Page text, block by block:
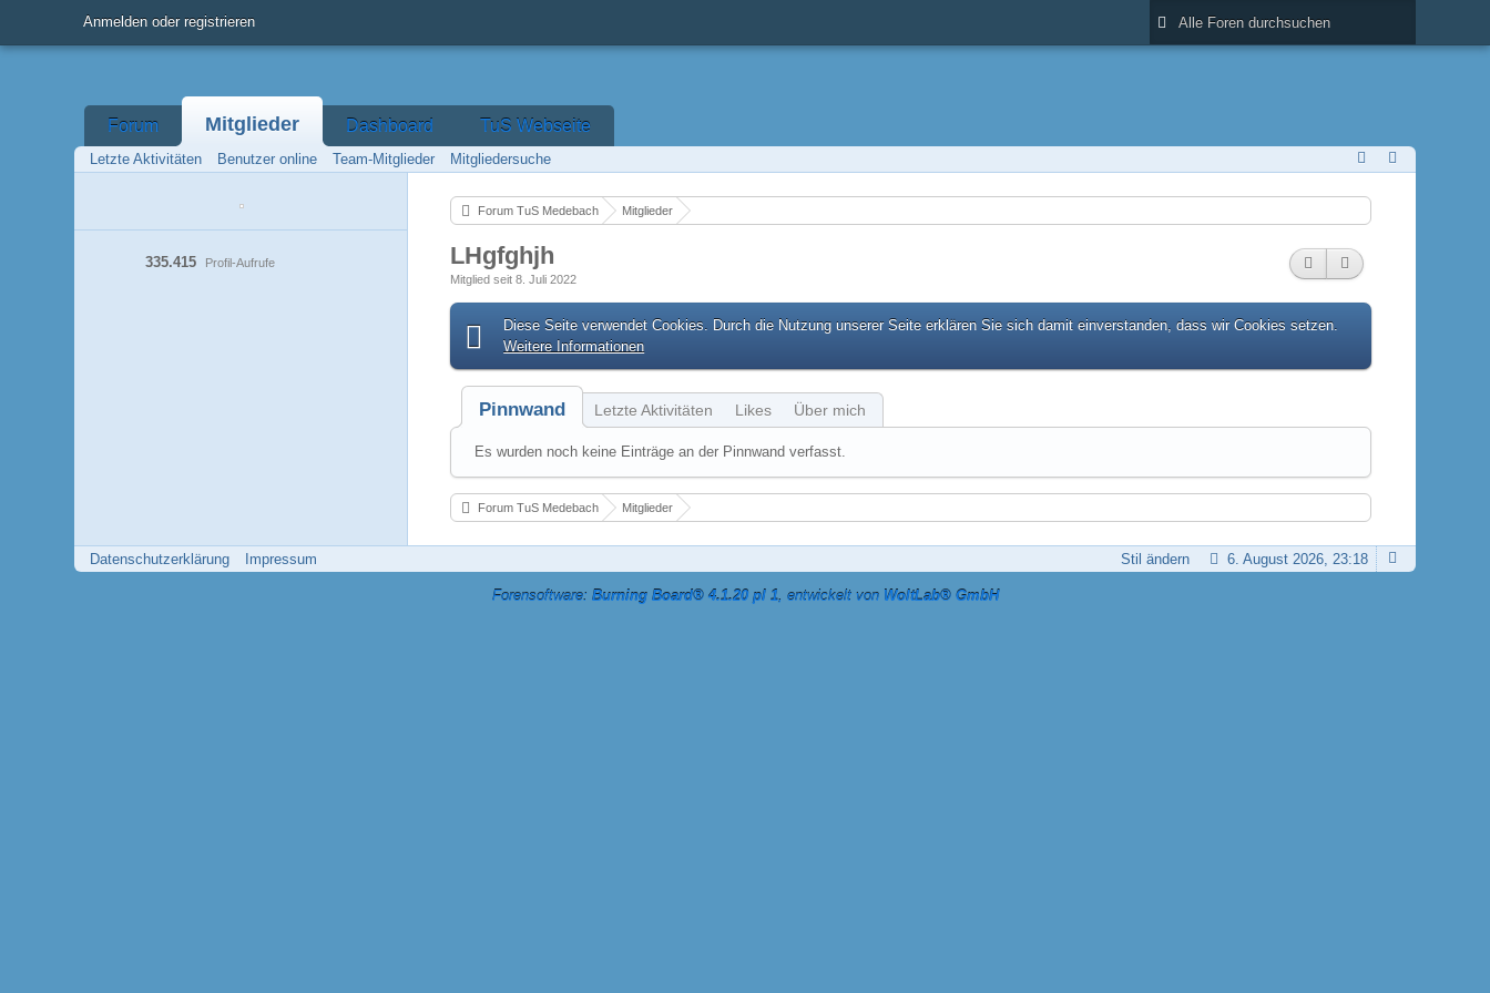
Anmelden oder registrieren
Forum Mitglieder Dashboard TuS Webseite
Letzte Aktivitäten Benutzer online Team-Mitglieder Mitgliedersuche
Profil-Aufrufe
335.415
Forum TuS Medebach Mitglieder
LHgfghjh
Mitglied seit 8. Juli 2022
Diese Seite verwendet Cookies. Durch die Nutzung unserer Seite erklären Sie sich damit einverstanden, dass wir Cookies setzen.
Weitere Informationen
Pinnwand Letzte Aktivitäten Likes Über mich
Es wurden noch keine Einträge an der Pinnwand verfasst.
Forum TuS Medebach Mitglieder
Datenschutzerklärung Impressum 6. August 2026, 23:18
Stil ändern
Forensoftware: Burning Board® 4.1.20 pl 1, entwickelt von WoltLab® GmbH